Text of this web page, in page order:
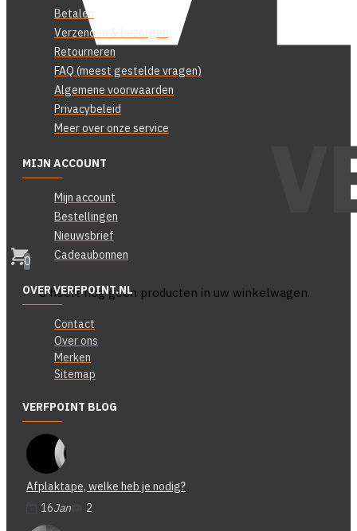
0
U heeft nog geen producten in uw winkelwagen.
Betalen
Verzenden & bezorgen
Retourneren
FAQ (meest gestelde vragen)
Algemene voorwaarden
Privacybeleid
Meer over onze service
MIJN ACCOUNT
Mijn account
Bestellingen
Nieuwsbrief
Cadeaubonnen
OVER VERFPOINT.NL
Contact
Over ons
Merken
Sitemap
VERFPOINT BLOG
Afplaktape, welke heb je nodig?
16Jan 2